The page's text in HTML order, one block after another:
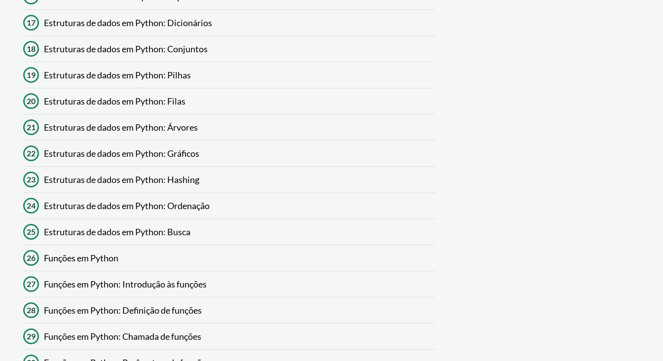
17 Estruturas de dados em Python: Dicionários
18 Estruturas de dados em Python: Conjuntos
19 Estruturas de dados em Python: Pilhas
20 Estruturas de dados em Python: Filas
21 Estruturas de dados em Python: Árvores
22 Estruturas de dados em Python: Gráficos
23 Estruturas de dados em Python: Hashing
24 Estruturas de dados em Python: Ordenação
25 Estruturas de dados em Python: Busca
26 Funções em Python
27 Funções em Python: Introdução às funções
28 Funções em Python: Definição de funções
29 Funções em Python: Chamada de funções